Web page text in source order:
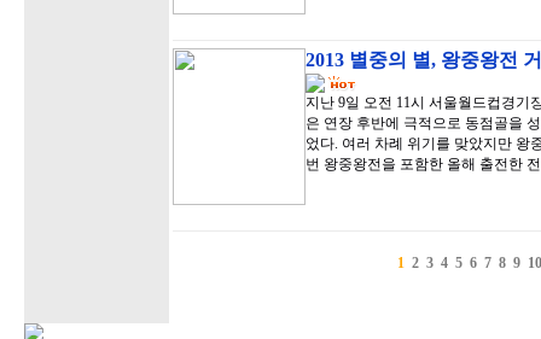
2013 별중의 별, 왕중왕전
지난 9일 오전 11시 서울월드컵경기
은 연장 후반에 극적으로 동점골을
었다. 여러 차례 위기를 맞았지만 왕
번 왕중왕전을 포함한 올해 출전한
1 2 3 4 5 6 7 8 9 10